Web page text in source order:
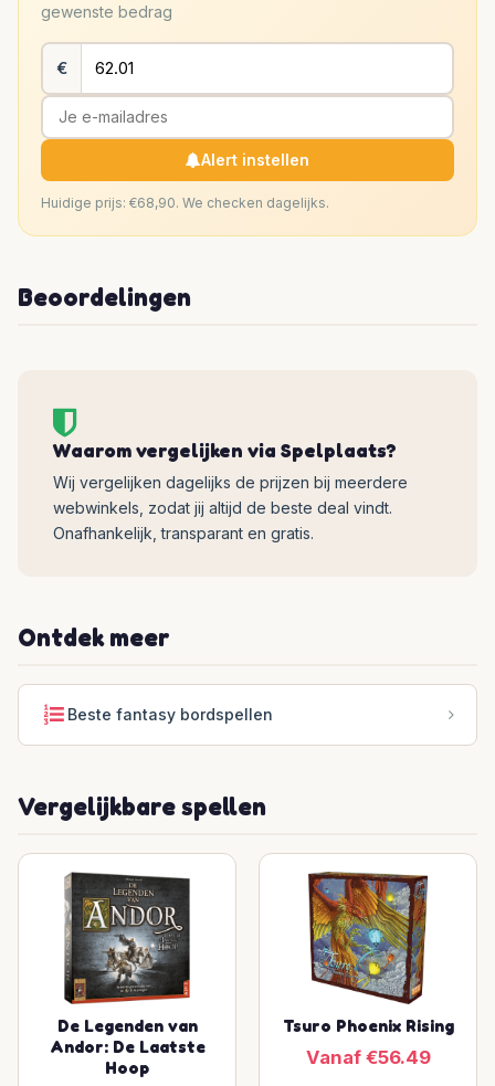
gewenste bedrag
€
Alert instellen
Huidige prijs: €68,90. We checken dagelijks.
Beoordelingen
Waarom vergelijken via Spelplaats?
Wij vergelijken dagelijks de prijzen bij meerdere
webwinkels, zodat jij altijd de beste deal vindt.
Onafhankelijk, transparant en gratis.
Ontdek meer
Beste fantasy bordspellen
Vergelijkbare spellen
De Legenden van
Andor: De Laatste
Hoop
Tsuro Phoenix Rising
Vanaf €56.49